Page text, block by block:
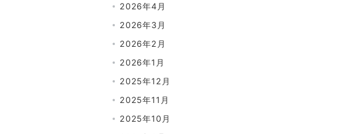
2026年4月
2026年3月
2026年2月
2026年1月
2025年12月
2025年11月
2025年10月